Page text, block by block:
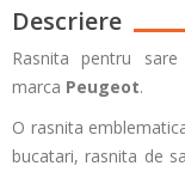
Descriere
Rasnita pentru
marca Peugeot.
O rasnita
bucatari, rasnita de